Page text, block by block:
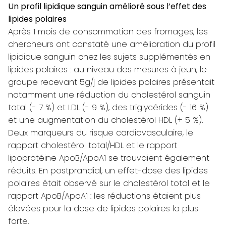
Un profil lipidique sanguin amélioré sous l’effet des
lipides polaires
Après 1 mois de consommation des fromages, les
chercheurs ont constaté une amélioration du profil
lipidique sanguin chez les sujets supplémentés en
lipides polaires : au niveau des mesures à jeun, le
groupe recevant 5g/j de lipides polaires présentait
notamment une réduction du cholestérol sanguin
total (- 7 %) et LDL (- 9 %), des triglycérides (- 16 %)
et une augmentation du cholestérol HDL (+ 5 %).
Deux marqueurs du risque cardiovasculaire, le
rapport cholestérol total/HDL et le rapport
lipoprotéine ApoB/ApoA1 se trouvaient également
réduits. En postprandial, un effet-dose des lipides
polaires était observé sur le cholestérol total et le
rapport ApoB/ApoA1 : les réductions étaient plus
élevées pour la dose de lipides polaires la plus
forte.